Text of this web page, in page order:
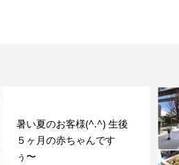
暑い夏のお客様(^.^) 生後
５ヶ月の赤ちゃんです
ぅ〜